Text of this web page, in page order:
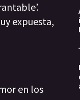
expuesta,
en los